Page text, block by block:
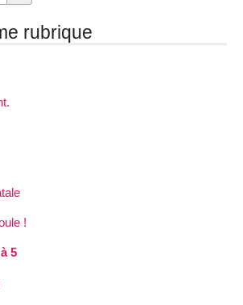
rubrique
!
5